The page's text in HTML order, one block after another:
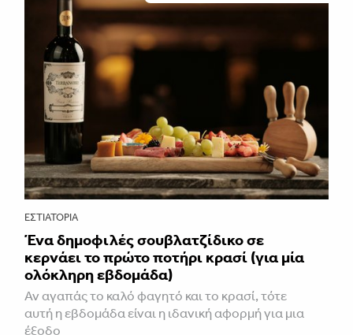
ΕΣΤΙΑΤΌΡΙΑ
Ένα δημοφιλές σουβλατζίδικο σε
κερνάει το πρώτο ποτήρι κρασί (για μία
ολόκληρη εβδομάδα)
Αν αγαπάς το καλό φαγητό και το κρασί, τότε
αυτή η εβδομάδα είναι η ιδανική αφορμή για μια
έξοδο